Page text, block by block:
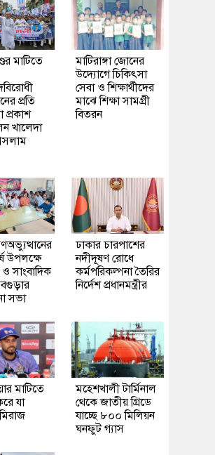
মাটিতে
প্রতি
প্রকাশ
খালেদা
মাটিরাঙ্গা জোনের
উদ্যোগে চিকিৎসা
সেবা ও শিক্ষার্থীদের
মাঝে শিক্ষা সামগ্রী
বিতরন
উপলক্ষে
ও সাংবাদিক
সভা
ঢাকার চারপাশের
নদীদূষণ রোধে
কর্মপরিকল্পনা তৈরির
নির্দেশ প্রধানমন্ত্রীর
মাটিতে
যা
মহেশখালী টার্মিনাল
থেকে জাতীয় গ্রিডে
যাচ্ছে ৮০০ মিলিয়ন
ঘনফুট গ্যাস